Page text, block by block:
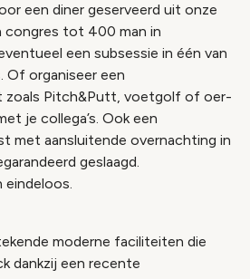
een diner geserveerd uit onze
congres tot 400 man in
een subsessie in één van
Of organiseer een
zoals Pitch&Putt, voetgolf of oer-
je collega’s. Ook een
met aansluitende overnachting in
geslaagd.
eindeloos.
moderne faciliteiten die
dankzij een recente